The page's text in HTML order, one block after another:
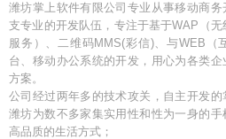
潍坊掌上软件有限公司专业从事移动商
支专业的开发队伍，专注于基于WAP（
服务）、二维码MMS(彩信)、与WEB（
台、移动办公系统的开发，用心为各类
方案。
公司经过两年多的技术攻关，自主开发
潍坊为数不多家集实用性和性为一身的
高品质的生活方式；